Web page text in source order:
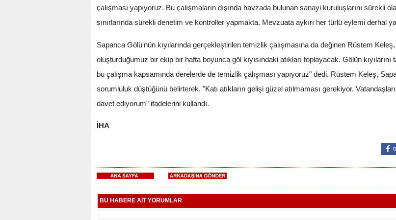
çalışması yapıyoruz. Bu çalışmaların dışında havzada bulunan sanayi kuruluşlarını sürekli
sınırlarında sürekli denetim ve kontroller yapmakta. Mevzuata aykırı her türlü eylemi derhal
Sapanca Gölü'nün kıyılarında gerçekleştirilen temizlik çalışmasına da değinen Rüstem
oluşturduğumuz bir ekip bir hafta boyunca göl kıyısındaki atıkları toplayacak. Gölün
bu çalışma kapsamında derelerde de temizlik çalışması yapıyoruz" dedi. Rüstem Keleş,
sorumluluk düştüğünü belirterek, "Katı atıkların gelişi güzel atılmaması gerekiyor.
davet ediyorum" ifadelerini kullandı.
İHA
BU HABERE AİT YORUMLAR